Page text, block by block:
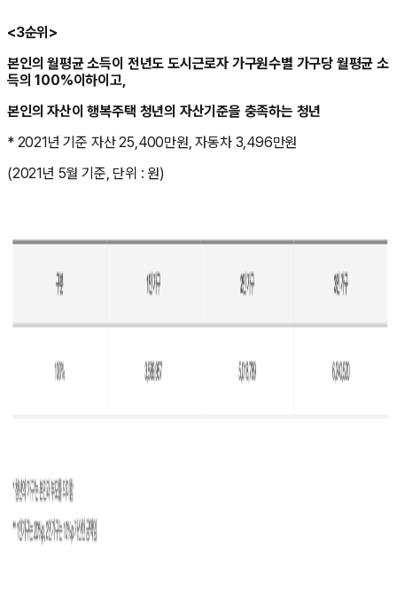
<3순위>
본인의 월평균 소득이 전년도 도시근로자 가구원수별 가구당 월평균 소
득의 100%이하이고,
본인의 자산이 행복주택 청년의 자산기준을 충족하는 청년
* 2021년 기준 자산 25,400만원, 자동차 3,496만원
(2021년 5월 기준, 단위 : 원)